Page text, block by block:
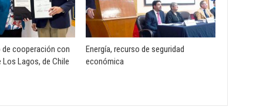
de cooperación con
Los Lagos, de Chile
Energía, recurso de seguridad
económica